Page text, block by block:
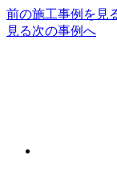
前の施工事例を見
見る次の事例へ